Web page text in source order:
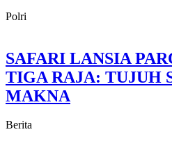
Polri
SAFARI LANSIA
TIGA RAJA: TUJUH
MAKNA
Berita